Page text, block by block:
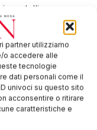
partner utilizziamo
o accedere alle
tecnologie
dati personali come il
univoci su questo sito
acconsentire o ritirare
caratteristiche e
modelli con
che è stato
il processo di
Club, marchio
maglia e filati.